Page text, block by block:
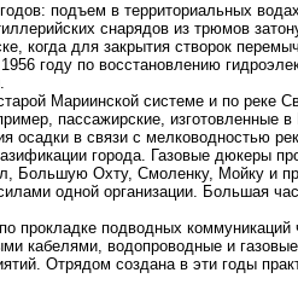
подъем в территориальных
снарядов из трюмов
когда для закрытия створок
году по восстановлению
Мариинской системе и по реке
пассажирские, изготовленные
осадки в связи с мелководностью
города. Газовые дюкеры
Большую Охту, Смоленку, Мойку и
одной организации. Бoльшая
прокладке подводных коммуникаций
кабелями, водопроводные и
Отрядом создана в эти годы